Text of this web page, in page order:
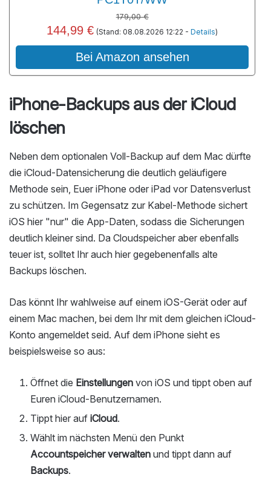
179,00 €
144,99 € (Stand: 08.08.2026 12:22 -Details)
Bei Amazon ansehen
iPhone-Backups aus der iCloud
löschen
Neben dem optionalen Voll-Backup auf dem Mac dürfte
die iCloud-Datensicherung die deutlich geläufigere
Methode sein, Euer iPhone oder iPad vor Datensverlust
zu schützen. Im Gegensatz zur Kabel-Methode sichert
iOS hier "nur" die App-Daten, sodass die Sicherungen
deutlich kleiner sind. Da Cloudspeicher aber ebenfalls
teuer ist, solltet Ihr auch hier gegebenenfalls alte
Backups löschen.
Das könnt Ihr wahlweise auf einem iOS-Gerät oder auf
einem Mac machen, bei dem Ihr mit dem gleichen iCloud-
Konto angemeldet seid. Auf dem iPhone sieht es
beispielsweise so aus:
Öffnet die Einstellungen von iOS und tippt oben auf
Euren iCloud-Benutzernamen.
Tippt hier auf iCloud.
Wählt im nächsten Menü den Punkt
Accountspeicher verwalten und tippt dann auf
Backups.